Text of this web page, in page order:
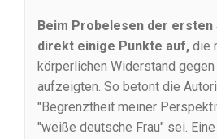
Beim Probelesen der
direkt einige Punkte auf, die
körperlichen Widerstand
aufzeigten. So betont die
"Begrenztheit meiner
"weiße deutsche Frau" sei.